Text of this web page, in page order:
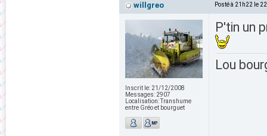
willgreo Posté à 21h22 le
Inscrit le: 21/12/2008
Messages: 2907
Localisation:Transhume
entre Gréo et bourguet
P'tin un
Lou